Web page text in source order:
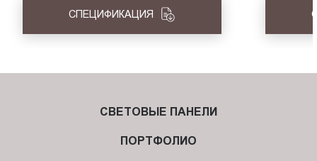
СПЕЦИФИКАЦИЯ
СВЕТОВЫЕ ПАНЕЛИ
ПОРТФОЛИО